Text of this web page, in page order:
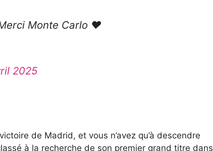
Monte Carlo ❤️
2025
de Madrid, et vous n’avez qu’à descendre
à la recherche de son premier grand titre dans